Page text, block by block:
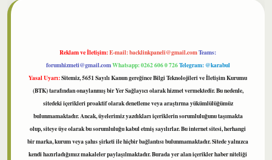
Reklam ve İletişim:E-mail:backlinkpaneli@gmail.comTeams:
forumhizmeti@gmail.comWhatsapp: 0262 606 0 726Telegram: @karabul
Yasal Uyarı:Sitemiz, 5651 Sayılı Kanun gereğince Bilgi Teknolojileri ve İletişim Kurumu
(BTK) tarafından onaylanmış bir Yer Sağlayıcı olarak hizmet vermektedir. Bu nedenle,
sitedeki içerikleri proaktif olarak denetleme veya araştırma yükümlülüğümüz
bulunmamaktadır. Ancak, üyelerimiz yazdıkları içeriklerin sorumluluğunu taşımakta
olup, siteye üye olarak bu sorumluluğu kabul etmiş sayılırlar. Bu internet sitesi, herhangi
bir marka, kurum veya şahıs şirketi ile hiçbir bağlantısı bulunmamaktadır. Sitede yalnızca
kendi hazırladığımız makaleler paylaşılmaktadır. Burada yer alan içerikler haber niteliği